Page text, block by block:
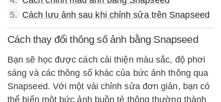
5. Cách lưu ảnh sau khi chỉnh sửa trên Snapseed
Cách thay đổi thông số ảnh bằng Snapseed
Bạn sẽ học được cách cải thiện màu sắc, độ phơi
sáng và các thông số khác của bức ảnh thông qua
Snapseed. Với một vài chỉnh sửa đơn giản, bạn có
thể biến một bức ảnh buồn tẻ thông thường thành